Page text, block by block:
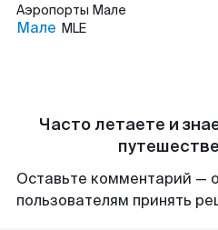
Аэропорты Мале
Мале MLE
Часто летаете и
Оставьте комментарий —
пользователям принять